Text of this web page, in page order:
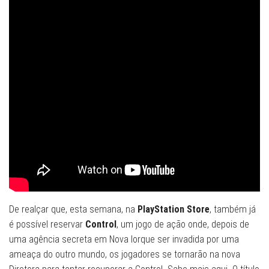
De realçar que, esta semana, na PlayStation Store, também já
é possível reservar Control, um jogo de ação onde, depois de
uma agência secreta em Nova Iorque ser invadida por uma
ameaça do outro mundo, os jogadores se tornarão na nova